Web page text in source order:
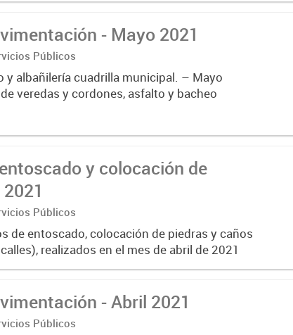
- Mayo 2021
Públicos
y albañilería cuadrilla municipal. – Mayo
de veredas y cordones, asfalto y bacheo
y colocación de
Públicos
de entoscado, colocación de piedras y caños
realizados en el mes de abril de 2021
- Abril 2021
Públicos